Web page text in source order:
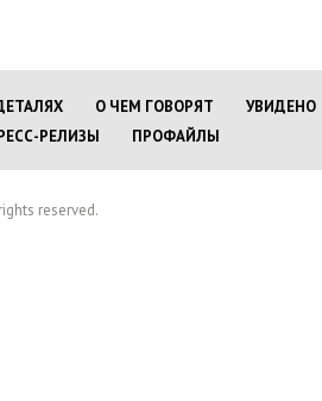
О ЧЕМ ГОВОРЯТ
УВИДЕНО
РЕЛИЗЫ ПРОФАЙЛЫ
reserved.